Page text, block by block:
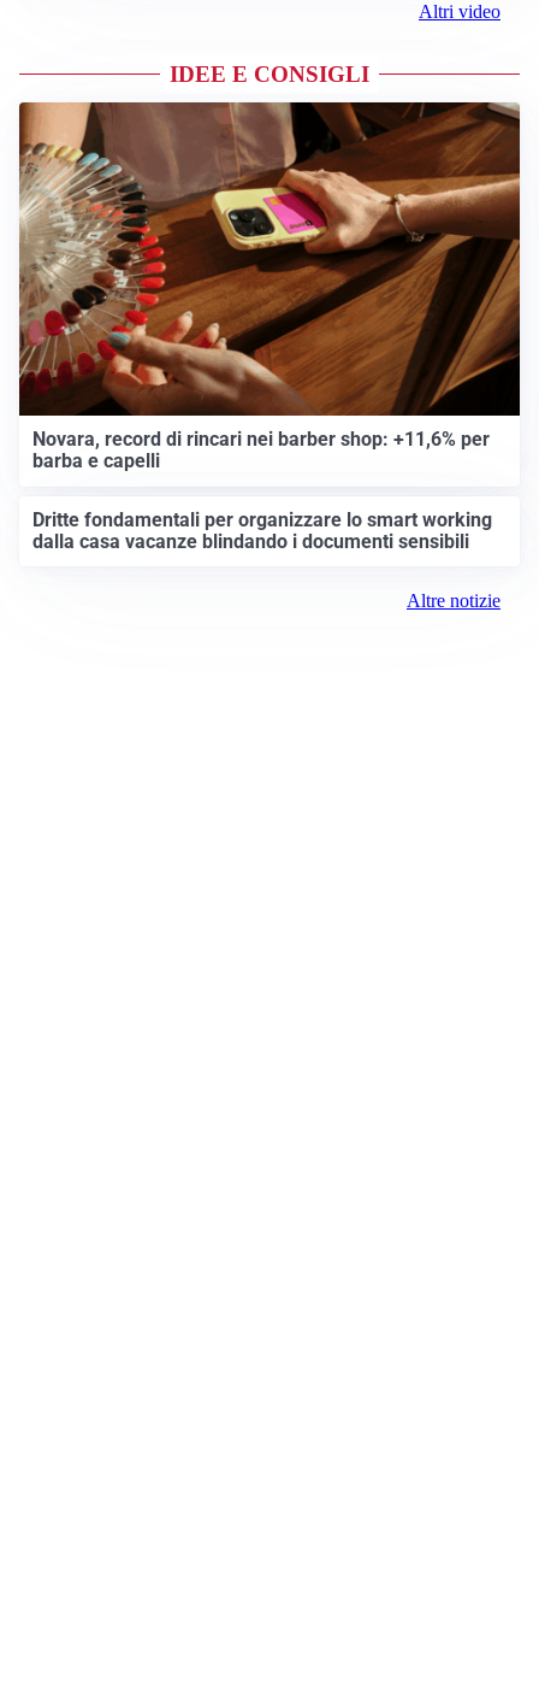
Altri video
IDEE E CONSIGLI
Novara, record di rincari nei barber shop: +11,6% per
barba e capelli
Dritte fondamentali per organizzare lo smart working
dalla casa vacanze blindando i documenti sensibili
Altre notizie